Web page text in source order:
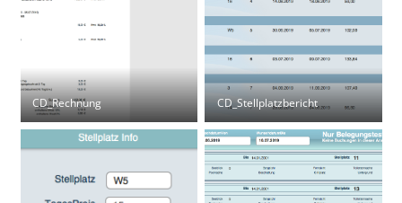
CD_Rechnung CD_Stellplatzbericht